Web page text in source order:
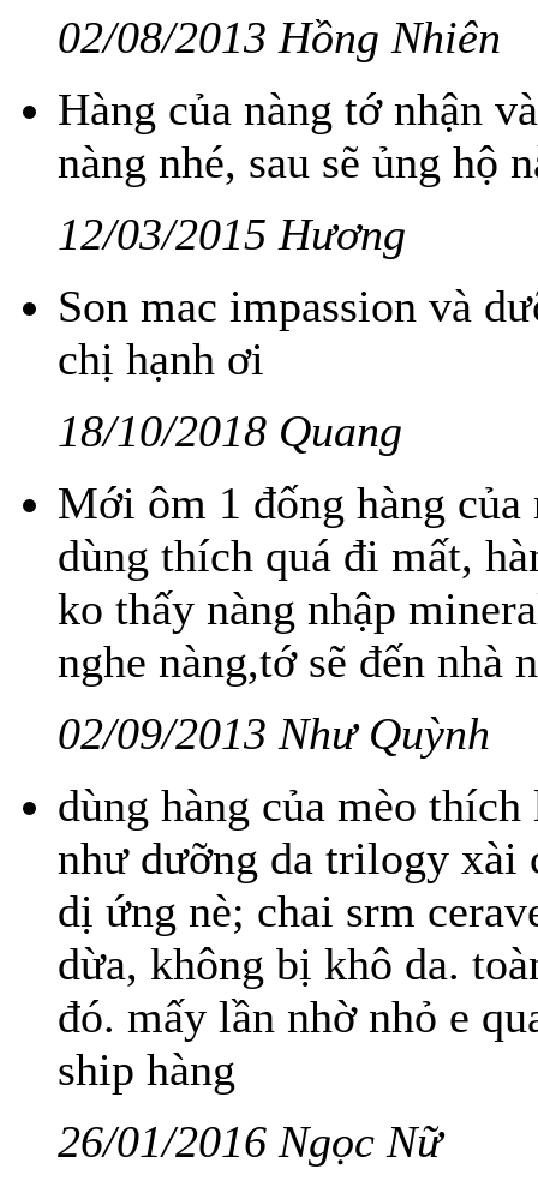
02/08/2013 Hồng Nhiên
Hàng của nàng tớ nhận
nàng nhé, sau sẽ ủng hộ
12/03/2015 Hương
Son mac impassion và
chị hạnh ơi
18/10/2018 Quang
Mới ôm 1 đống hàng
dùng thích quá đi mất,
ko thấy nàng nhập
nghe nàng,tớ sẽ đến nhà
02/09/2013 Như Quỳnh
dùng hàng của mèo
như dưỡng da trilogy xài
dị ứng nè; chai srm
dừa, không bị khô da.
đó. mấy lần nhờ nhỏ e
ship hàng
26/01/2016 Ngọc Nữ